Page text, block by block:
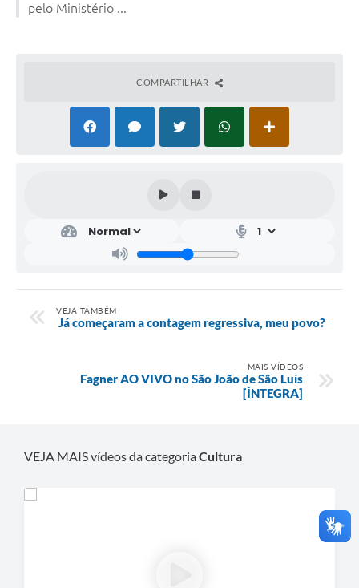
pelo Ministério ...
COMPARTILHAR
VEJA TAMBÉM
️ Já começaram a contagem regressiva, meu povo?
MAIS VÍDEOS
Fagner AO VIVO no São João de São Luís
[ÍNTEGRA]
VEJA MAIS vídeos da categoriaCultura